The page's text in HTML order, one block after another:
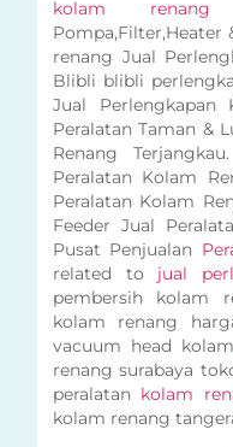
kolam renang
Pompa,Filter,Heater
renang Jual
Blibli blibli
Jual Perlengkapan
Peralatan Taman &
Renang
Peralatan Kolam
Peralatan Kolam
Feeder Jual
Pusat Penjualan
related to jual
pembersih kolam
kolam renang
vacuum head
renang surabaya
peralatan kolam
kolam renang